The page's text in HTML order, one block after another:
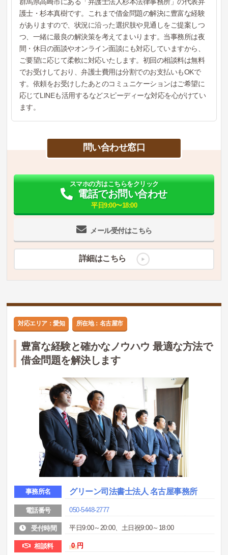
群馬県高崎市にある「弁護士法人杉本法律事務所」の代表弁
護士・杉本真樹です。これまで借金問題の解決に豊富な経験
がありますので、状況に沿った選択肢や見通しをご提案しつ
つ、一緒に最良の解決策を考えてまいります。当事務所は夜
間・休日の面談やオンライン面談にも対応していますから、
ご要望に応じて柔軟に対応いたします。初回の相談料は無料
でお受けしており、弁護士費用は分割でのお支払いもOKで
す。依頼をお受けしたあとのコミュニケーションはご希望に
応じてLINEも活用するなどスピーディーな対応を心がけてい
ます。
問い合わせ窓口
メール受付はこちら
スマホの方はこちらをクリック
電話でお問い合わせ
平日9:00〜18:00
詳細はこちら
対応エリア：愛知 所在地：名古屋市
豊富な経験と確かなノウハウ 最適な方法で
借金問題を解決します
事務所名 グリーン司法書士法人 名古屋事務所
電話番号 050-5448-2777
受付時間 平日9:00～20:00、土日祝9:00～18:00
相談料 0 円